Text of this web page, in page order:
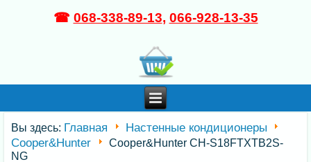
☎ 068-338-89-13, 066-928-13-35
Вы здесь: Главная
Настенные кондиционеры
Cooper&Hunter
Cooper&Hunter CH-S18FTXTB2S-
NG